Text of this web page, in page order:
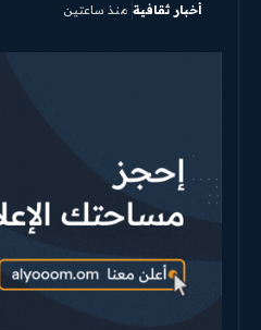
أخبار ثقافية منذ ساعتين